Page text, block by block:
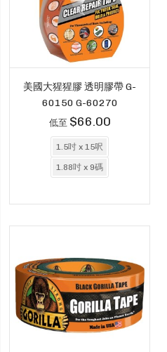
美國大猩猩膠 透明膠帶 G-
60150 G-60270
低至 $66.00
1.5吋 x 15呎
1.88吋 x 9碼